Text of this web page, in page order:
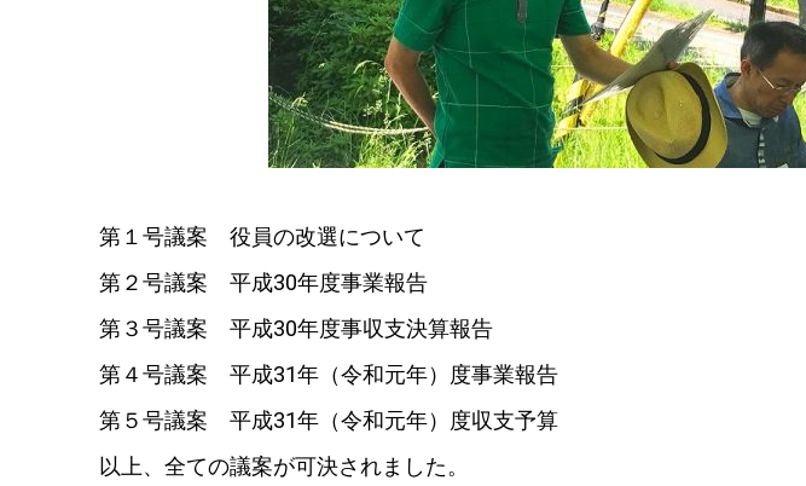
第１号議案 役員の改選について
第２号議案 平成30年度事業報告
第３号議案 平成30年度事収支決算報告
第４号議案 平成31年（令和元年）度事業報告
第５号議案 平成31年（令和元年）度収支予算
以上、全ての議案が可決されました。